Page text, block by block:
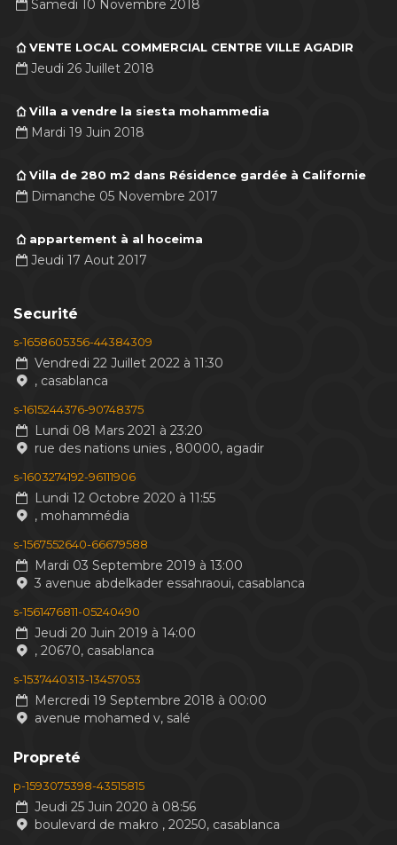
Samedi 10 Novembre 2018
VENTE LOCAL COMMERCIAL CENTRE VILLE AGADIR
Jeudi 26 Juillet 2018
Villa a vendre la siesta mohammedia
Mardi 19 Juin 2018
Villa de 280 m2 dans Résidence gardée à Californie
Dimanche 05 Novembre 2017
appartement à al hoceima
Jeudi 17 Aout 2017
Securité
s-1658605356-44384309
Vendredi 22 Juillet 2022 à 11:30
, casablanca
s-1615244376-90748375
Lundi 08 Mars 2021 à 23:20
rue des nations unies , 80000, agadir
s-1603274192-96111906
Lundi 12 Octobre 2020 à 11:55
, mohammédia
s-1567552640-66679588
Mardi 03 Septembre 2019 à 13:00
3 avenue abdelkader essahraoui, casablanca
s-1561476811-05240490
Jeudi 20 Juin 2019 à 14:00
, 20670, casablanca
s-1537440313-13457053
Mercredi 19 Septembre 2018 à 00:00
avenue mohamed v, salé
Propreté
p-1593075398-43515815
Jeudi 25 Juin 2020 à 08:56
boulevard de makro , 20250, casablanca